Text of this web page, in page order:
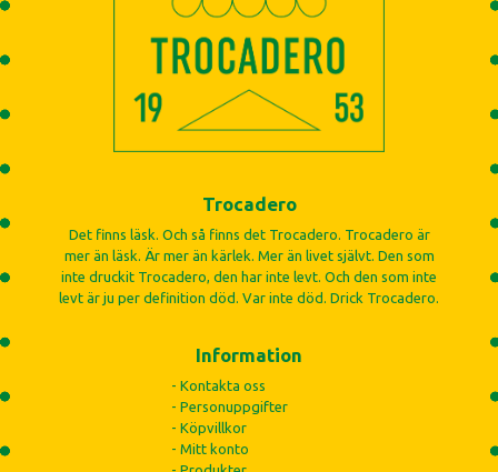
Trocadero
Det finns läsk. Och så finns det Trocadero. Trocadero är
mer än läsk. Är mer än kärlek. Mer än livet självt. Den som
inte druckit Trocadero, den har inte levt. Och den som inte
levt är ju per definition död. Var inte död. Drick Trocadero.
Information
- Kontakta oss
- Personuppgifter
- Köpvillkor
- Mitt konto